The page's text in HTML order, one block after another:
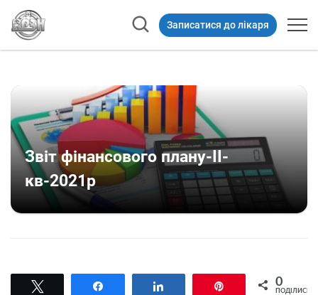
Записатися до лікаря
Звіт фінансового плану-ІІ-
кв-2021р
Поділитися Поділитися 0
ПОДІЛИСЬ